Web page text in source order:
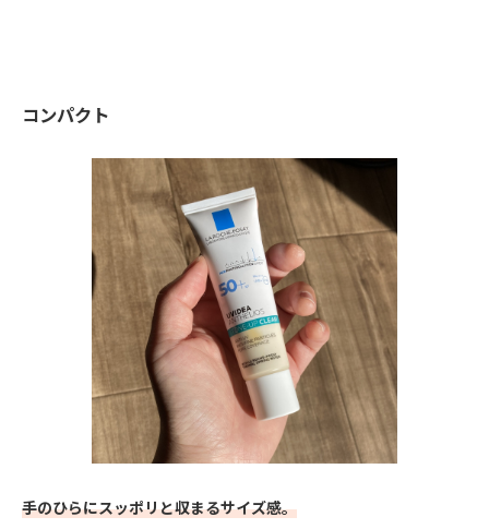
コンパクト
手のひらにスッポリと収まるサイズ感。